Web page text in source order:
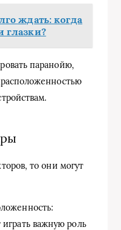
ждать: когда
глазки?
паранойю,
то они могут
важную роль